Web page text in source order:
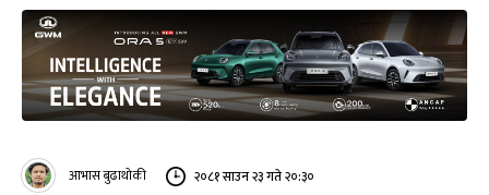
आभास बुढाथोकी २०८१ साउन २३ गते २०:३०